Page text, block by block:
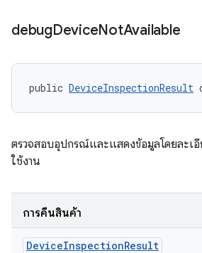
debugDeviceNotAvailable
public DeviceInspectionResult
ตรวจสอบอุปกรณ์และแสดงข้อมูลโดยละเ
ใช้งาน
การคืนสินค้า
DeviceInspectionResult